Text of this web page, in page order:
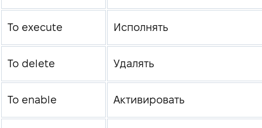
To execute Исполнять
To delete Удалять
To enable Активировать